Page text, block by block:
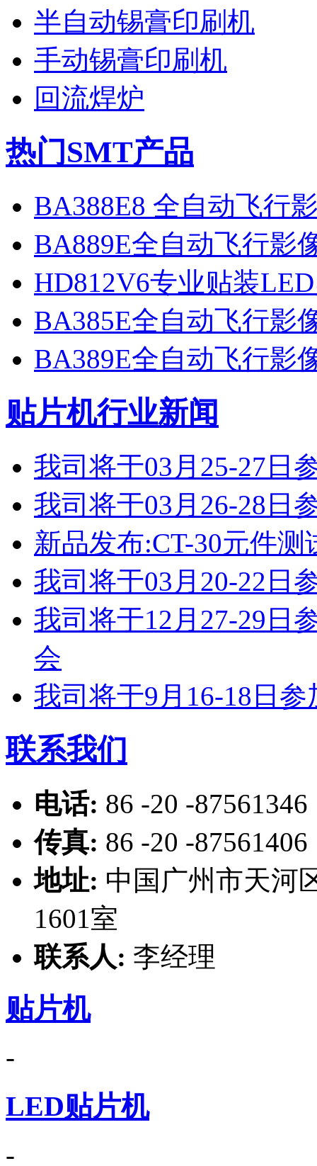
半自动锡膏印刷机
手动锡膏印刷机
回流焊炉
热门SMT产品
BA388E8 全自动飞行
BA889E全自动飞行影
HD812V6专业贴装
BA385E全自动飞行影
BA389E全自动飞行影
贴片机行业新闻
我司将于03月25-27日
我司将于03月26-28日
新品发布:CT-30元件测
我司将于03月20-22日
我司将于12月27-29日
会
我司将于9月16-18日
联系我们
电话: 86 -20 -87561346
传真: 86 -20 -87561406
地址: 中国广州市天河
1601室
联系人: 李经理
贴片机
-
LED贴片机
-